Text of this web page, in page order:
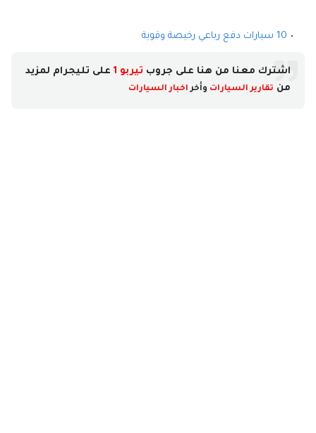
10 سيارات دفع رباعي رخيصة وقوية
اشترك معنا من هنا على جروب تيربو 1
على تليجرام لمزيد
من تقارير السيارات وأخر اخبار السيارات